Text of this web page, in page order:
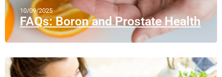
10/09/2025
FAQs: Boron and Prostate Health